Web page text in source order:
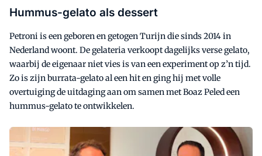
Hummus-gelato als dessert
Petroni is een geboren en getogen Turijn die sinds 2014 in
Nederland woont. De gelateria verkoopt dagelijks verse gelato,
waarbij de eigenaar niet vies is van een experiment op z’n tijd.
Zo is zijn burrata-gelato al een hit en ging hij met volle
overtuiging de uitdaging aan om samen met Boaz Peled een
hummus-gelato te ontwikkelen.